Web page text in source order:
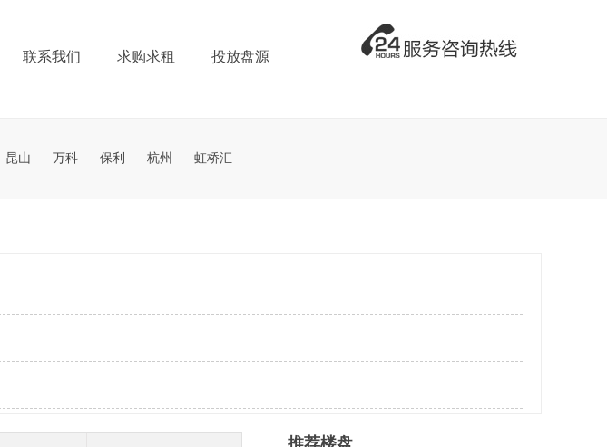
联系我们 求购求租 投放盘源
昆山 万科 保利 杭州 虹桥汇
推荐楼盘